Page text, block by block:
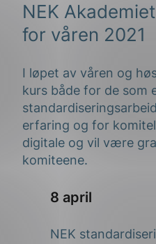
NEK
for våren 2021
I løpet av våren og
kurs både for de som
erfaring og for
digitale og vil være
komiteene.
8 april
NEK